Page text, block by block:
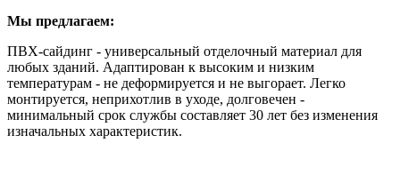
Мы предлагаем:
ПВХ-сайдинг - универсальный отделочный материал для
любых зданий. Адаптирован к высоким и низким
температурам - не деформируется и не выгорает. Легко
монтируется, неприхотлив в уходе, долговечен -
минимальный срок службы составляет 30 лет без изменения
изначальных характеристик.